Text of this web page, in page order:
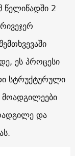
წელიწადში 2
ეს პროცესი
სტრუქტურული
და